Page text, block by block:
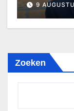
9
Zoeken